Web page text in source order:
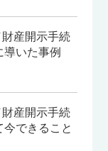
財産開示手続
導いた事例
財産開示手続
今できること